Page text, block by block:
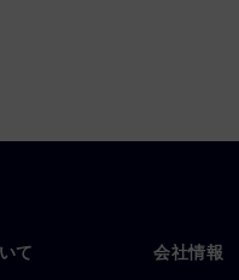
て 会社情報